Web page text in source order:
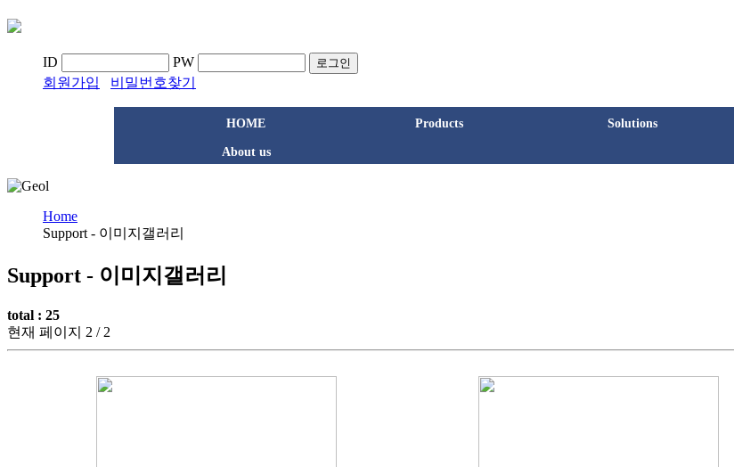
ID PW 로그인
회원가입 비밀번호찾기
HOME Products Solutions
About us
Home
Support - 이미지갤러리
Support - 이미지갤러리
total : 25
현재 페이지 2 / 2